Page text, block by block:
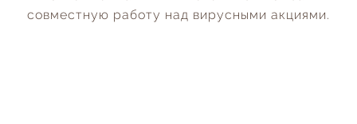
совместную работу над вирусными акциями.